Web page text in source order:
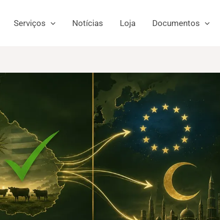
Serviços Notícias Loja Documentos